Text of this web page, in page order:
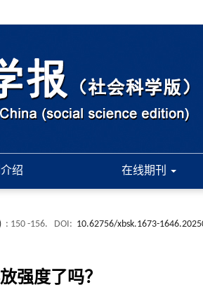
绍 在线期刊
: 150 -156. DOI: 10.62756/xbsk.1673-
强度了吗？